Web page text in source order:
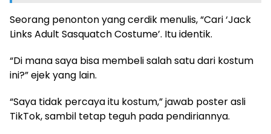
Seorang penonton yang cerdik menulis, “Cari ‘Jack
Links Adult Sasquatch Costume’. Itu identik.
“Di mana saya bisa membeli salah satu dari kostum
ini?” ejek yang lain.
“Saya tidak percaya itu kostum,” jawab poster asli
TikTok, sambil tetap teguh pada pendiriannya.